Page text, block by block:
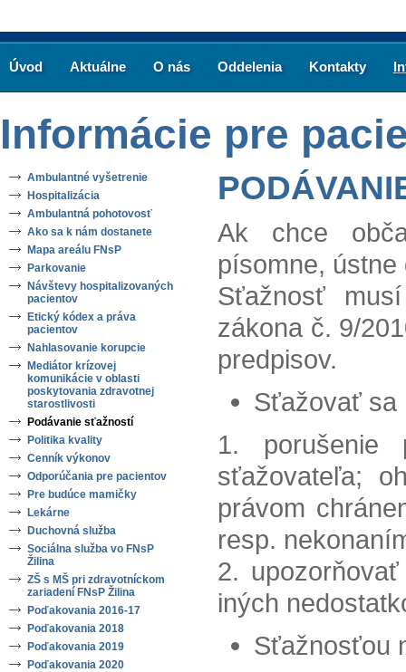
Úvod Aktuálne O nás Oddelenia Kontakty
Informácie pre
Ambulantné vyšetrenie
Hospitalizácia
Ambulantná pohotovosť
Ako sa k nám dostanete
Mapa areálu FNsP
Parkovanie
Návštevy hospitalizovaných
pacientov
Etický kódex a práva
pacientov
Nahlasovanie korupcie
Mediátor krízovej
komunikácie v oblasti
poskytovania zdravotnej
starostlivosti
Podávanie sťažností
Politika kvality
Cenník výkonov
Odporúčania pre pacientov
Pre budúce mamičky
Lekárne
Duchovná služba
Sociálna služba vo FNsP
Žilina
ZŠ s MŠ pri zdravotníckom
zariadení FNsP Žilina
Poďakovania 2016-17
Poďakovania 2018
Poďakovania 2019
Poďakovania 2020
Ak chce
písomne,
Sťažnosť
zákona č. 9/
predpisov.
Sťažovať sa
1. porušenie
sťažovateľa;
právom
resp.
2.
iných
Sťažnosťou